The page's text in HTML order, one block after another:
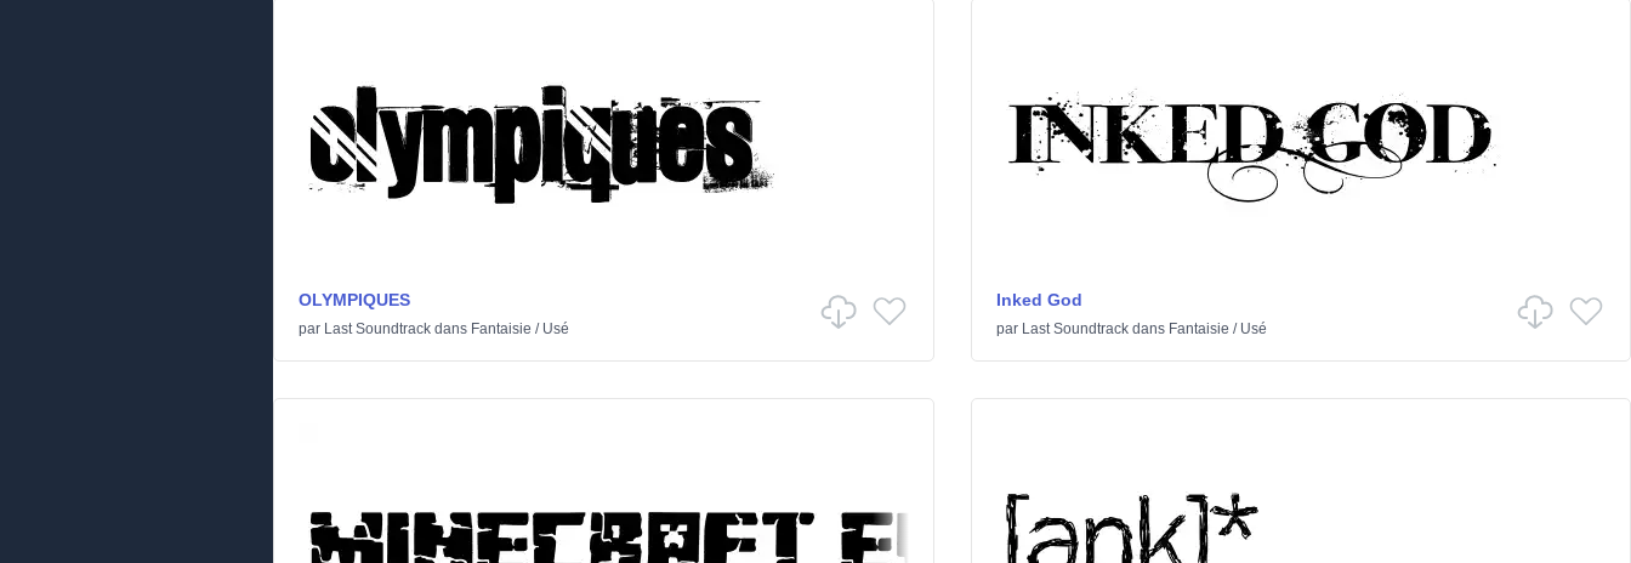
OLYMPIQUES
par Last Soundtrack dans Fantaisie / Usé
Inked God
par Last Soundtrackdans Fantaisie / Usé